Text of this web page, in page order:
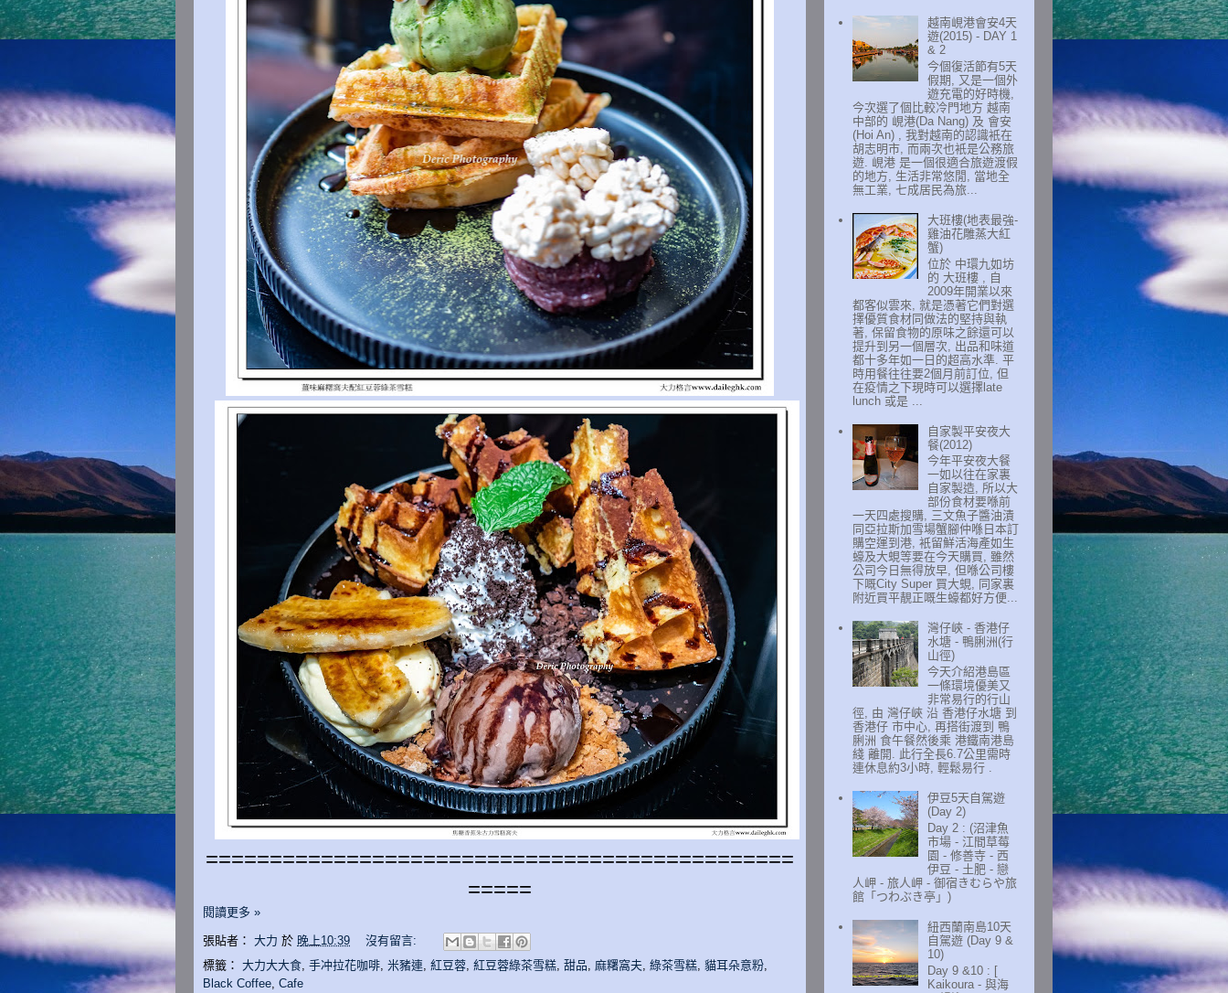
==============================================
=====
閱讀更多 »
張貼者： 大力 於 晚上10:39
沒有留言:
標籤： 大力大大食, 手冲拉花咖啡, 米豬連, 紅豆蓉, 紅豆蓉綠茶雪糕, 甜品, 麻糬窩夫, 綠茶雪糕, 貓耳朵意粉,
Black Coffee, Cafe
越南峴港會安4天
遊(2015) - DAY 1
& 2
今個復活節有5天
假期, 又是一個外
遊充電的好時機,
今次選了個比較冷門地方 越南
中部的 峴港(Da Nang) 及 會安
(Hoi An) , 我對越南的認識衹在
胡志明市, 而兩次也衹是公務旅
遊. 峴港 是一個很適合旅遊渡假
的地方, 生活非常悠閒, 當地全
無工業, 七成居民為旅...
大班樓(地表最強-
雞油花雕蒸大紅
蟹)
位於 中環九如坊
的 大班樓 , 自
2009年開業以來
都客似雲來, 就是憑著它們對選
擇優質食材同做法的堅持與執
著, 保留食物的原味之餘還可以
提升到另一個層次, 出品和味道
都十多年如一日的超高水準. 平
時用餐往往要2個月前訂位, 但
在疫情之下現時可以選擇late
lunch 或是 ...
自家製平安夜大
餐(2012)
今年平安夜大餐
一如以往在家裏
自家製造, 所以大
部份食材要喺前
一天四處搜購, 三文魚子醬油漬
同亞拉斯加雪場蟹腳仲喺日本訂
購空運到港, 衹留鮮活海產如生
蠔及大蜆等要在今天購買, 雖然
公司今日無得放早, 但喺公司樓
下嘅City Super 買大蜆, 同家裏
附近買平靚正嘅生蠔都好方便...
灣仔峽 - 香港仔
水塘 - 鴨脷洲(行
山徑)
今天介紹港島區
一條環境優美又
非常易行的行山
徑, 由 灣仔峽 沿 香港仔水塘 到
香港仔 市中心, 再搭街渡到 鴨
脷洲 食午餐然後乘 港鐵南港島
綫 離開. 此行全長6.7公里需時
連休息約3小時, 輕鬆易行 .
伊豆5天自駕遊
(Day 2)
Day 2 : (沼津魚
市場 - 江間草莓
園 - 修善寺 - 西
伊豆 - 土肥 - 戀
人岬 - 旅人岬 - 御宿きむらや旅
館「つわぶき亭」)
紐西蘭南島10天
自駕遊 (Day 9 &
10)
Day 9 &10 : [
Kaikoura - 與海